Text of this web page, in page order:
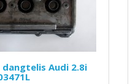
Audi 2.8i